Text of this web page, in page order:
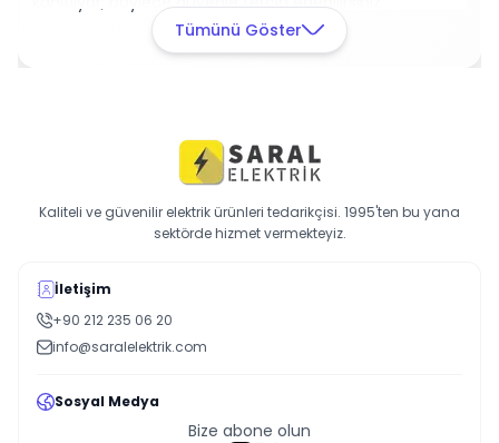
Hızlı ve Verimli Çalışma
İşlerinizi daha verimli hale getirmek için hemen sepete
Tümünü Göster
Kaliteli ve güvenilir elektrik ürünleri tedarikçisi. 1995'ten bu yana
sektörde hizmet vermekteyiz.
İletişim
+90 212 235 06 20
info@saralelektrik.com
Sosyal Medya
Bize abone olun